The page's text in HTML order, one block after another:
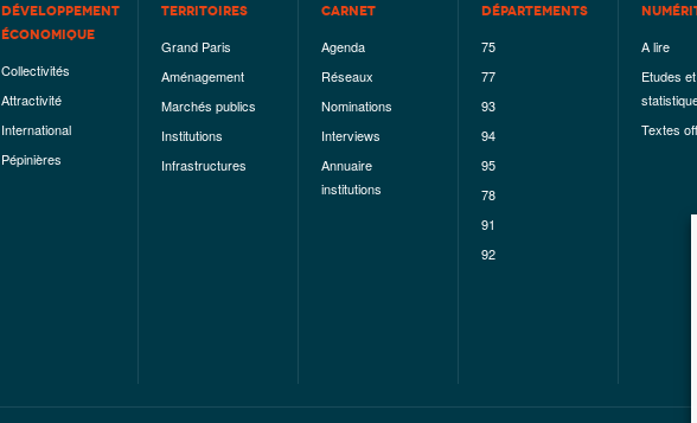
DÉVELOPPEMENT
ÉCONOMIQUE
Collectivités
Attractivité
International
Pépinières
TERRITOIRES
Grand Paris
Aménagement
Marchés publics
Institutions
Infrastructures
CARNET
Agenda
Réseaux
Nominations
Interviews
Annuaire
institutions
DÉPARTEMENTS
75
77
93
94
95
78
91
92
A lire
Etudes et
Textes